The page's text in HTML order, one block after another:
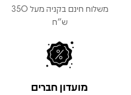
משלוח חינם בקניה מעל 350
ש"ח
מועדון חברים